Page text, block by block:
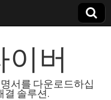
버
서를 다운로드하십
결 솔루션.